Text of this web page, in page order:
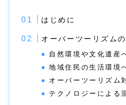
はじめに
オーバーツーリズム
自然環境や文化遺産
地域住民の生活環境
オーバーツーリズム
テクノロジーによる